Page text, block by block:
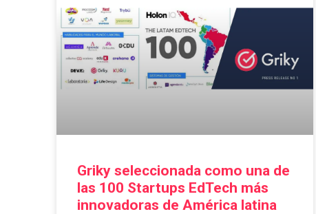
Griky seleccionada como una de
las 100 Startups EdTech más
innovadoras de América latina